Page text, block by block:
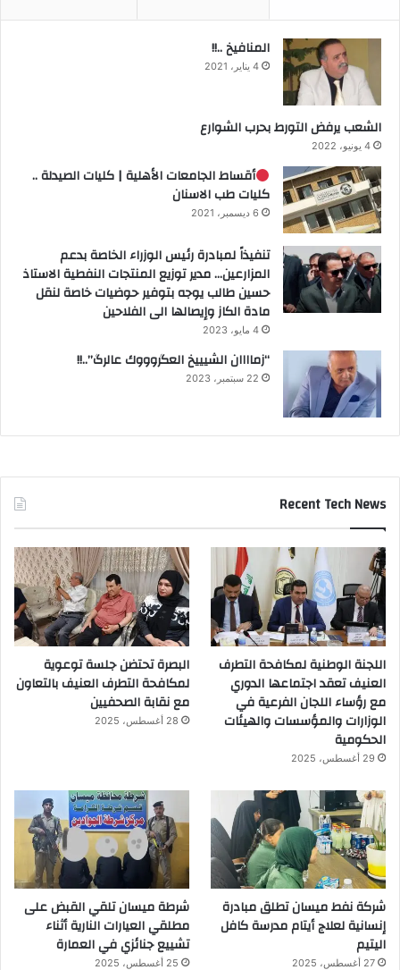
المنافيخ ..!!
4 يناير، 2021
الشعب يرفض التورط بحرب الشوارع
4 يونيو، 2022
أقساط الجامعات الأهلية | كليات الصيدلة ..
كليات طب الاسنان
6 ديسمبر، 2021
تنفيذاً لمبادرة رئيس الوزراء الخاصة بدعم
المزارعين… مدير توزيع المنتجات النفطية الاستاذ
حسين طالب يوجه بتوفير حوضيات خاصة لنقل
مادة الكاز وإيصالها الى الفلاحين
4 مايو، 2023
“زماااان الشيييخ العگروووك عالرگ”..!!
22 سبتمبر، 2023
Recent Tech News
اللجنة الوطنية لمكافحة التطرف
العنيف تعقد اجتماعها الدوري
مع رؤساء اللجان الفرعية في
الوزارات والمؤسسات والهيئات
الحكومية
29 أغسطس، 2025
البصرة تحتضن جلسة توعوية
لمكافحة التطرف العنيف بالتعاون
مع نقابة الصحفيين
28 أغسطس، 2025
شركة نفط ميسان تطلق مبادرة
إنسانية لعلاج أيتام مدرسة كافل
اليتيم
27 أغسطس، 2025
شرطة ميسان تلقي القبض على
مطلقي العيارات النارية أثناء
تشييع جنائزي في العمارة
25 أغسطس، 2025